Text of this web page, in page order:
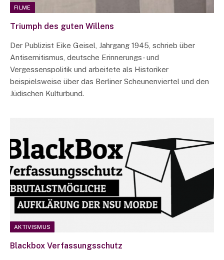
FILME
Triumph des guten Willens
Der Publizist Eike Geisel, Jahrgang 1945, schrieb über
Antisemitismus, deutsche Erinnerungs- und
Vergessenspolitik und arbeitete als Historiker
beispielsweise über das Berliner Scheunenviertel und den
Jüdischen Kulturbund.
AKTIVISMUS
Blackbox Verfassungsschutz